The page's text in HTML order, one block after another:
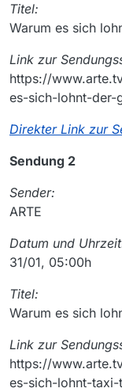
Titel:
Warum es sich
Link zur
https://
es-sich-lohnt-der-
Direkter Link zur
Sendung 2
Sender:
ARTE
Datum und
31/01, 05:00h
Titel:
Warum es sich
Link zur
https://
es-sich-lohnt-taxi-